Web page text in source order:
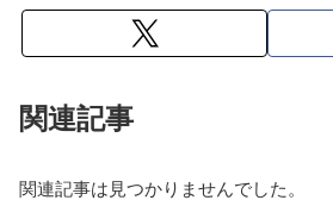
関連記事
関連記事は見つかりませんでした。